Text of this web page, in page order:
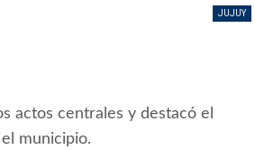
JUJUY
actos centrales y destacó el
municipio.